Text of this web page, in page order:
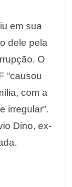
em sua
dele pela
O
“causou
com a
irregular”.
Dino, ex-